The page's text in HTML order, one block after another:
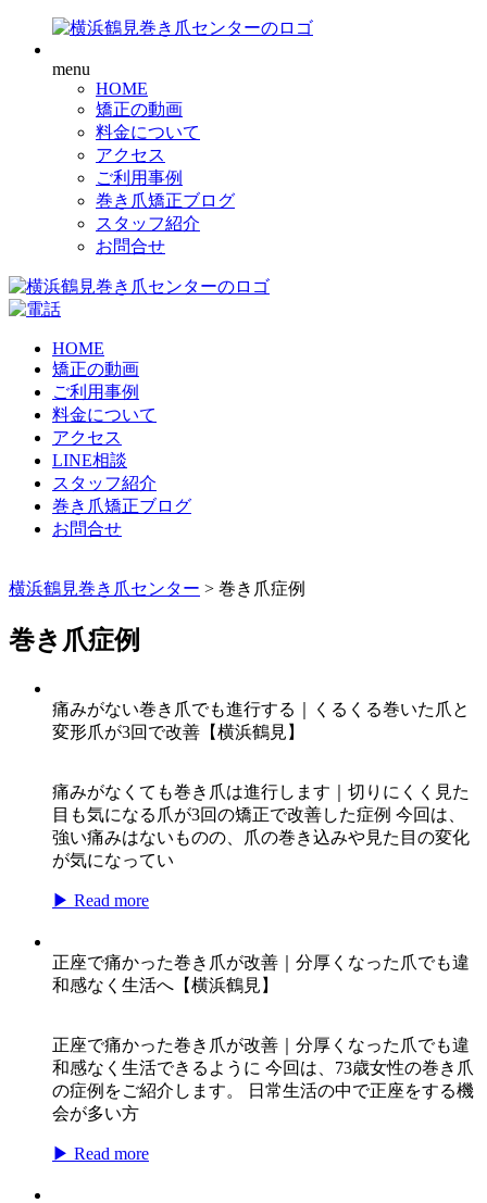
menu
HOME
矯正の動画
料金について
アクセス
ご利用事例
巻き爪矯正ブログ
スタッフ紹介
お問合せ
HOME
矯正の動画
ご利用事例
料金について
アクセス
LINE相談
スタッフ紹介
巻き爪矯正ブログ
お問合せ
横浜鶴見巻き爪センター > 巻き爪症例
巻き爪症例
痛みがない巻き爪でも進行する｜くるくる巻いた爪と
変形爪が3回で改善【横浜鶴見】
痛みがなくても巻き爪は進行します｜切りにくく見た
目も気になる爪が3回の矯正で改善した症例 今回は、
強い痛みはないものの、爪の巻き込みや見た目の変化
が気になってい
▶ Read more
正座で痛かった巻き爪が改善｜分厚くなった爪でも違
和感なく生活へ【横浜鶴見】
正座で痛かった巻き爪が改善｜分厚くなった爪でも違
和感なく生活できるように 今回は、73歳女性の巻き爪
の症例をご紹介します。 日常生活の中で正座をする機
会が多い方
▶ Read more